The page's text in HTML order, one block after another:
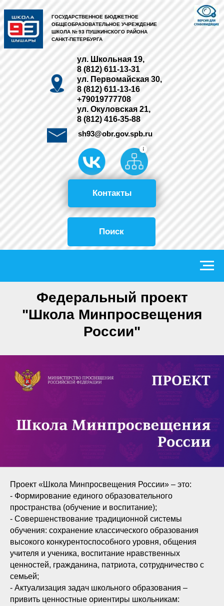
ГОСУДАРСТВЕННОЕ БЮДЖЕТНОЕ
ОБЩЕОБРАЗОВАТЕЛЬНОЕ УЧРЕЖДЕНИЕ
ШКОЛА № 93 ПУШКИНСКОГО РАЙОНА
САНКТ-ПЕТЕРБУРГА
ул. Школьная 19,
8 (812) 611-13-31
ул. Первомайская 30,
8 (812) 611-13-16
+79019777708
ул. Окуловская 21,
8 (812) 416-35-88
sh93@obr.gov.spb.ru
Поиск
Контакты
Федеральный проект
"Школа Минпросвещения
России"
Проект «Школа Минпросвещения России» – это:
- Формирование единого образовательного
пространства (обучение и воспитание);
- Совершенствование традиционной системы
обучения: сохранение классического образования
высокого конкурентоспособного уровня, общения
учителя и ученика, воспитание нравственных
ценностей, гражданина, патриота, сотрудничество с
семьей;
- Актуализация задач школьного образования –
привить ценностные ориентиры школьникам: